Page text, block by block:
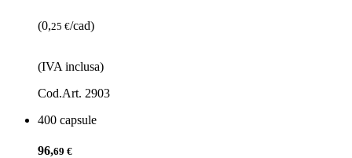
(0,25 €/cad)
(IVA inclusa)
Cod.Art. 2903
400 capsule
96,69 €